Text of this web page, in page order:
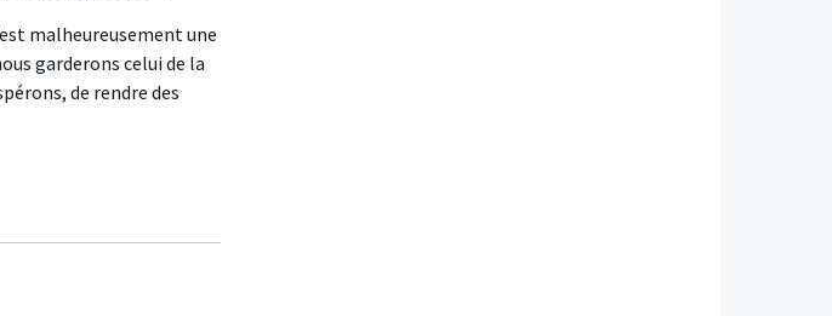
malheureusement une
garderons celui de la
de rendre des